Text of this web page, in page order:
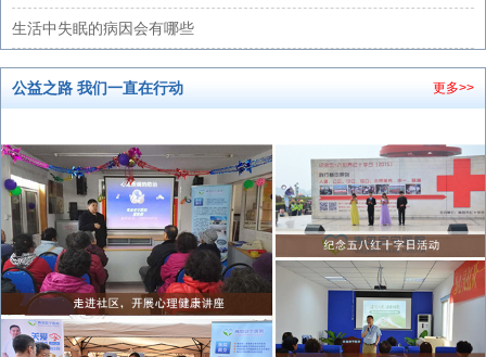
生活中失眠的病因会有哪些
公益之路 我们一直在行动 更多>>